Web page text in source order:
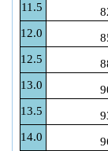
11.5
12.0
12.5
13.0
13.5
14.0